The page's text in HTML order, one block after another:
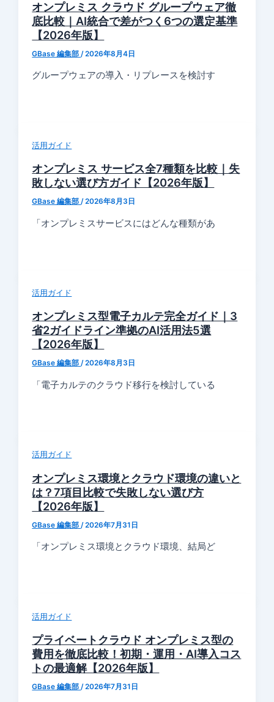
オンプレミス クラウド グループウェア徹
底比較｜AI統合で差がつく6つの選定基準
【2026年版】
GBase 編集部 /2026年8月4日
グループウェアの導入・リプレースを検討す
活用ガイド
オンプレミス サービス全7種類を比較｜失
敗しない選び方ガイド【2026年版】
GBase 編集部/2026年8月3日
「オンプレミスサービスにはどんな種類があ
活用ガイド
オンプレミス型電子カルテ完全ガイド｜3
省2ガイドライン準拠のAI活用法5選
【2026年版】
GBase 編集部/2026年8月3日
「電子カルテのクラウド移行を検討している
活用ガイド
オンプレミス環境とクラウド環境の違いと
は？7項目比較で失敗しない選び方
【2026年版】
GBase 編集部 /2026年7月31日
「オンプレミス環境とクラウド環境、結局ど
活用ガイド
プライベートクラウド オンプレミス型の
費用を徹底比較！初期・運用・AI導入コス
トの最適解【2026年版】
GBase 編集部 /2026年7月31日